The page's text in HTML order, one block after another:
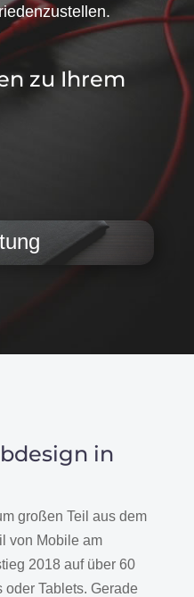
zu Ihrem
in
großen Teil aus dem
von Mobile am
2018 auf über 60
oder Tablets. Gerade